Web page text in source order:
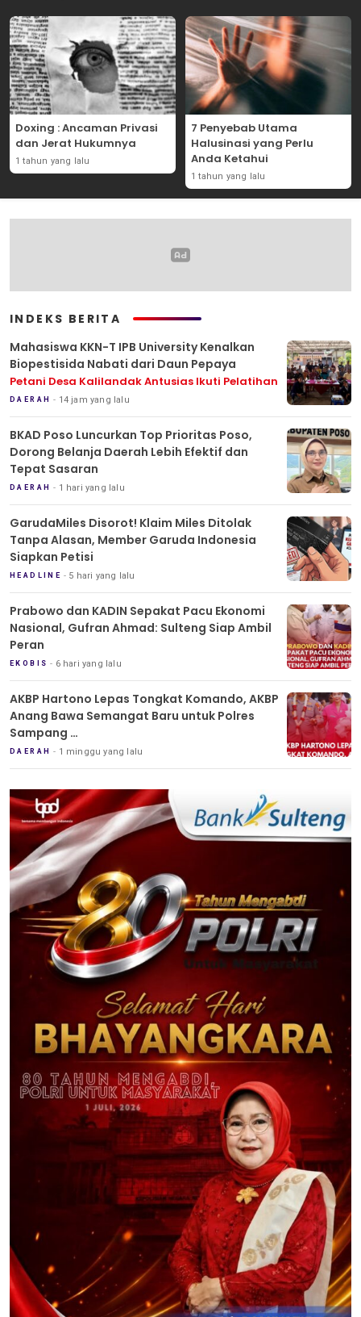
Doxing : Ancaman Privasi
dan Jerat Hukumnya
1 tahun yang lalu
7 Penyebab Utama
Halusinasi yang Perlu
Anda Ketahui
1 tahun yang lalu
INDEKS BERITA
Mahasiswa KKN-T IPB University Kenalkan
Biopestisida Nabati dari Daun Pepaya
Petani Desa Kalilandak Antusias Ikuti Pelatihan
DAERAH 14 jam yang lalu
BKAD Poso Luncurkan Top Prioritas Poso,
Dorong Belanja Daerah Lebih Efektif dan
Tepat Sasaran
DAERAH 1 hari yang lalu
GarudaMiles Disorot! Klaim Miles Ditolak
Tanpa Alasan, Member Garuda Indonesia
Siapkan Petisi
HEADLINE 5 hari yang lalu
Prabowo dan KADIN Sepakat Pacu Ekonomi
Nasional, Gufran Ahmad: Sulteng Siap Ambil
Peran
EKOBIS 6 hari yang lalu
AKBP Hartono Lepas Tongkat Komando, AKBP
Anang Bawa Semangat Baru untuk Polres
Sampang
Tradisi Pedang Pora Iringi Sertijab Kapolres
Sampang
DAERAH 1 minggu yang lalu